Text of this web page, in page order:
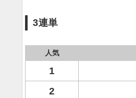
3連単
人気
1
2